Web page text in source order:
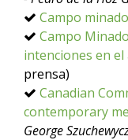
Campo minado
Campo
intenciones en
prensa)
Canadian
contemporary
George